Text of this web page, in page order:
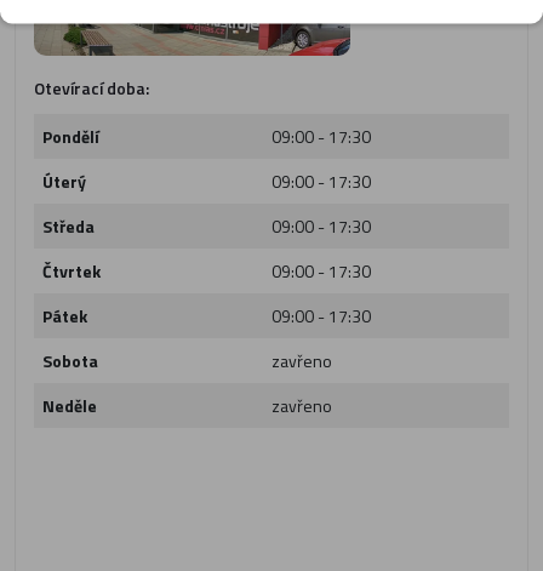
Otevírací doba:
Pondělí
09:00 - 17:30
Úterý
09:00 - 17:30
Středa
09:00 - 17:30
Čtvrtek
09:00 - 17:30
Pátek
09:00 - 17:30
Sobota
zavřeno
Neděle
zavřeno